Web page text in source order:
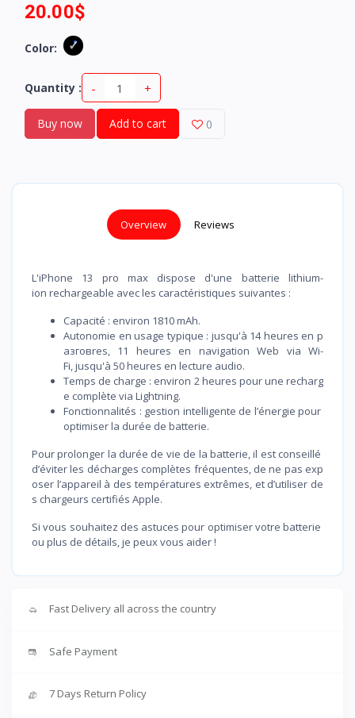
20.00$
Color:
Quantity : - +
Buy now Add to cart 0
Overview Reviews
L'iPhone 13 pro max dispose d'une batterie lithium-
ion rechargeable avec les caractéristiques suivantes :
Capacité : environ 1810 mAh.
Autonomie en usage typique : jusqu'à 14 heures en р
азговres, 11 heures en navigation Web via Wi-
Fi, jusqu'à 50 heures en lecture audio.
Temps de charge : environ 2 heures pour une recharg
e complète via Lightning.
Fonctionnalités : gestion intelligente de l’énergie pour
optimiser la durée de batterie.
Pour prolonger la durée de vie de la batterie, il est conseillé
d’éviter les décharges complètes fréquentes, de ne pas exp
oser l’appareil à des températures extrêmes, et d’utiliser de
s chargeurs certifiés Apple.
Si vous souhaitez des astuces pour optimiser votre batterie
ou plus de détails, je peux vous aider !
Fast Delivery all across the country
Safe Payment
7 Days Return Policy